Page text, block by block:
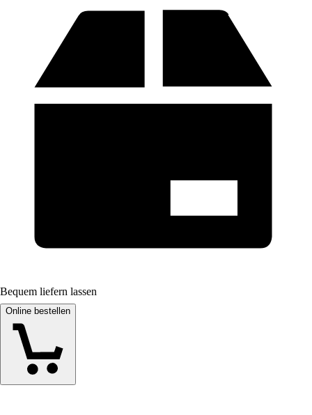
Bequem liefern lassen
Online bestellen